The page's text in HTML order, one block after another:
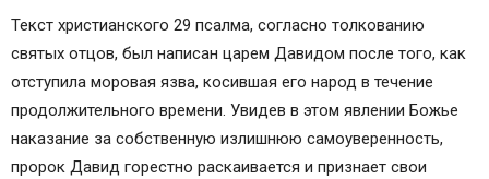
Текст христианского 29 псалма, согласно толкованию
святых отцов, был написан царем Давидом после того, как
отступила моровая язва, косившая его народ в течение
продолжительного времени. Увидев в этом явлении Божье
наказание за собственную излишнюю самоуверенность,
пророк Давид горестно раскаивается и признает свои